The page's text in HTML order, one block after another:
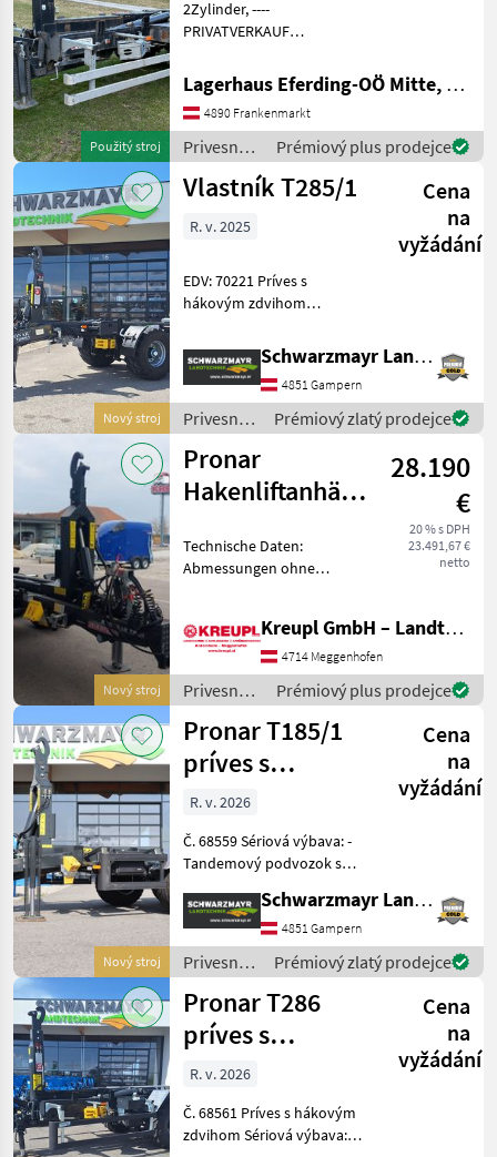
T185
MARKETPLACE
Marketplace
Nabídky
prodejců
Inzeráty
Použitý stroj
2Zylinder, ----
PRIVATVERKAUF
noha, brzda: Pneumatická
(vzduchová) brzda Privesné
vozíky Zdvíhací prívesný
voz
Lagerhaus Eferding-OÖ Mitte, Frankenmarkt
4890 Frankenmarkt
Privesné
vozíky /
Pronar
Prémiový plus prodejce
Nový stroj
Vlastník T285/1
Cena
na
vyžádání
R. v. 2025
EDV: 70221 Príves s
hákovým zdvihom
parabolickým odpružením.
Rozvor náprav 1810 mm.
Zadná vlečená náprava s
hydraulickým blokovaním
otáčania (
Schwarzmayr Landtechnik GmbH - Gampern
4851 Gampern
Privesné
vozíky /
Pronar
Prémiový zlatý prodejce
Nový stroj
Pronar
Hakenliftanhänger
Zubehör!
28.190
€
20 % s DPH
23.491,67 €
netto
Technische Daten:
Abmessungen ohne
Container (min./max.): 6180
/ 6780 mm Breite mit
Container (max.): 2550 mm
Kreupl GmbH – Landtechnik – Schlosserei – Anhänger
4714 Meggenhofen
Privesné
vozíky /
Pronar
Prémiový plus prodejce
Nový stroj
Pronar T185/1
príves s
hákovým
zdvihom
Cena
na
vyžádání
R. v. 2026
Č. 68559 Sériová výbava: -
Tandemový podvozok s
Pevné nápravy - Spodné
závesné zariadenie, pevná
ťažná tyč s ťažným okom -
Hydraulická
Schwarzmayr Landtechnik GmbH - Gampern
4851 Gampern
Privesné
vozíky /
Pronar
Prémiový zlatý prodejce
Pronar T286
príves s
hákovým
zdvihom
Cena
na
vyžádání
R. v. 2026
Č. 68561 Príves s hákovým
zdvihom Sériová výbava: